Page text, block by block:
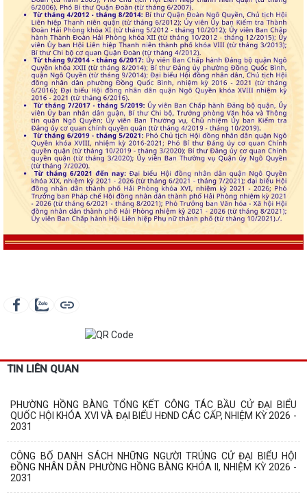
TIN LIÊN QUAN
PHƯỜNG HỒNG BÀNG TỔNG KẾT CÔNG TÁC BẦU CỬ ĐẠI BIỂU
QUỐC HỘI KHÓA XVI VÀ ĐẠI BIỂU HĐND CÁC CẤP, NHIỆM KỲ 2026 -
2031
CÔNG BỐ DANH SÁCH NHỮNG NGƯỜI TRÚNG CỬ ĐẠI BIỂU HỘI
ĐỒNG NHÂN DÂN PHƯỜNG HỒNG BÀNG KHÓA II, NHIỆM KỲ 2026 -
2031